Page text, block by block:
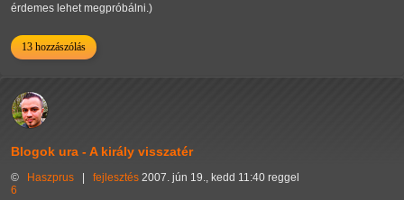
érdemes lehet megpróbálni.)
13 hozzászólás
Blogok ura - A király visszatér
© Haszprus fejlesztés 2007. jún 19., kedd 11:40 reggel
6